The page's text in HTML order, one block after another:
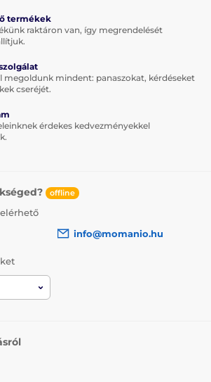
termékek
raktáron van, így megrendelését
megoldunk mindent: panaszokat, kérdéseket
cseréjét.
érdekes kedvezményekkel
offline
info@momanio.hu